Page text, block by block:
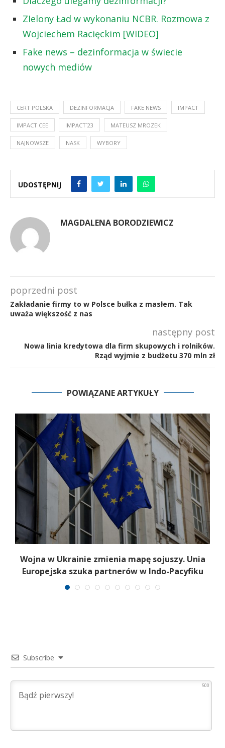
ZIelony Ład w wykonaniu NCBR. Rozmowa z
Wojciechem Racięckim [WIDEO]
Fake news – dezinformacja w świecie
nowych mediów
CERT POLSKA DEZINFORMACJA FAKE NEWS IMPACT
IMPACT CEE IMPACT`23 MATEUSZ MROZEK
NAJNOWSZE NASK WYBORY
UDOSTĘPNIJ
MAGDALENA BORODZIEWICZ
poprzedni post
Zakładanie firmy to w Polsce bułka z masłem. Tak
uważa większość z nas
następny post
Nowa linia kredytowa dla firm skupowych i rolników.
Rząd wyjmie z budżetu 370 mln zł
POWIĄZANE ARTYKUŁY
Wojna w Ukrainie zmienia mapę sojuszy. Unia
Europejska szuka partnerów w Indo-Pacyfiku
Subscribe
500